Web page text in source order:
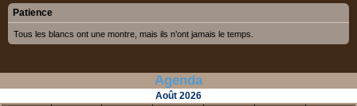
Patience
Tous les blancs ont une montre, mais ils n’ont jamais le temps.
Agenda
Août 2026